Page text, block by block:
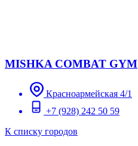
MISHKA COMBAT GYM
Красноармейская 4/1
+7 (928) 242 50 59
К списку городов